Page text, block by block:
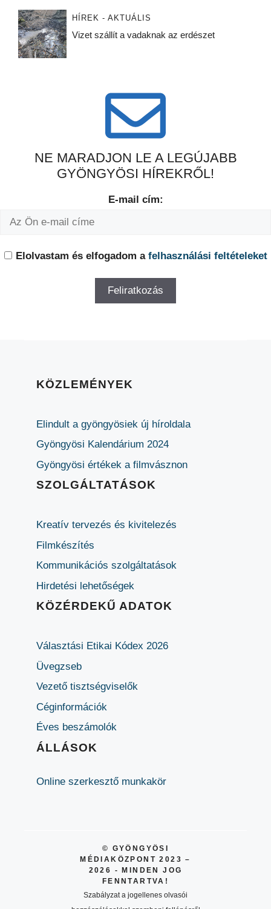
HÍREK - AKTUÁLIS
Vizet szállít a vadaknak az erdészet
NE MARADJON LE A LEGÚJABB
GYÖNGYÖSI HÍREKRŐL!
E-mail cím:
Elolvastam és elfogadom a felhasználási feltételeket
KÖZLEMÉNYEK
Elindult a gyöngyösiek új híroldala
Gyöngyösi Kalendárium 2024
Gyöngyösi értékek a filmvásznon
SZOLGÁLTATÁSOK
Kreatív tervezés és kivitelezés
Filmkészítés
Kommunikációs szolgáltatások
Hirdetési lehetőségek
KÖZÉRDEKŰ ADATOK
Választási Etikai Kódex 2026
Üvegzseb
Vezető tisztségviselők
Céginformációk
Éves beszámolók
ÁLLÁSOK
Online szerkesztő munkakör
© GYÖNGYÖSI
MÉDIAKÖZPONT 2023 –
2026 - MINDEN JOG
FENNTARTVA!
Szabályzat a jogellenes olvasói